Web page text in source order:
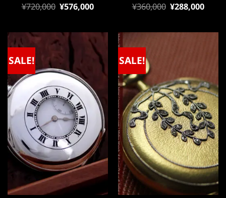
元
格
は
¥720,000
で
し
た。
¥720,000 現
価
格
で
す。
¥576,000
元
格
¥360,000
で
し
た。
¥360,000 現
価
¥288,000
SALE! SALE!